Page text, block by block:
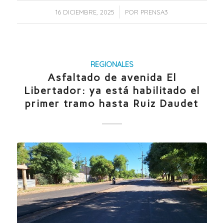
16 DICIEMBRE, 2025
/ POR PRENSA3
REGIONALES
Asfaltado de avenida El
Libertador: ya está habilitado el
primer tramo hasta Ruiz Daudet